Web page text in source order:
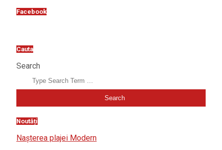
Facebook
Cauta
Search
Noutăți
Nașterea plajei Modern